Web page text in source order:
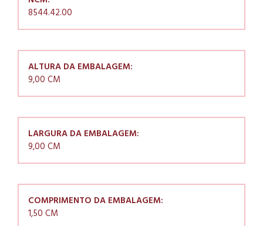
8544.42.00
ALTURA DA EMBALAGEM:
9,00 CM
LARGURA DA EMBALAGEM:
9,00 CM
COMPRIMENTO DA EMBALAGEM:
1,50 CM